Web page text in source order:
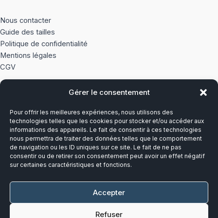
Gérer le consentement
Pour offrir les meilleures expériences, nous utilisons des
technologies telles que les cookies pour stocker et/ou accéder aux
informations des appareils. Le fait de consentir à ces technologies
nous permettra de traiter des données telles que le comportement
de navigation ou les ID uniques sur ce site. Le fait de ne pas
consentir ou de retirer son consentement peut avoir un effet négatif
sur certaines caractéristiques et fonctions.
Accepter
Refuser
Nous contacter
Guide des tailles
Politique de confidentialité
Mentions légales
CGV
Notre histoire
Du lundi au vendredi
8h00-12h30 et 13h30-17h00
Téléphone :03 20 28 14 14
Mail :contact@callens-group.com